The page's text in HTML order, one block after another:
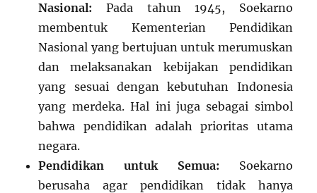
Nasional: Pada tahun 1945, Soekarno
membentuk Kementerian Pendidikan
Nasional yang bertujuan untuk merumuskan
dan melaksanakan kebijakan pendidikan
yang sesuai dengan kebutuhan Indonesia
yang merdeka. Hal ini juga sebagai simbol
bahwa pendidikan adalah prioritas utama
negara.
Pendidikan untuk Semua: Soekarno
berusaha agar pendidikan tidak hanya